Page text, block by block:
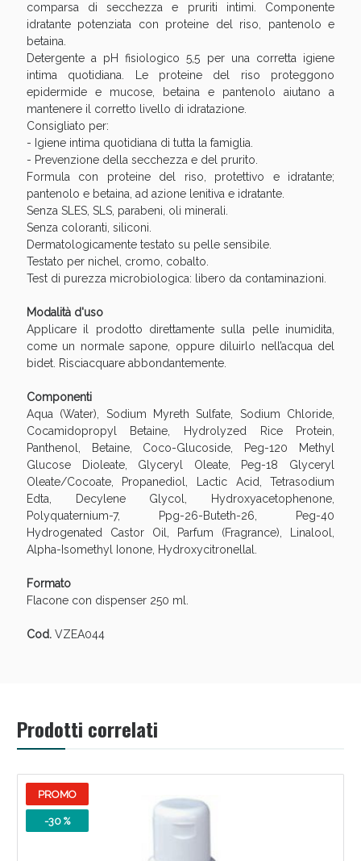
comparsa di secchezza e pruriti intimi. Componente
idratante potenziata con proteine del riso, pantenolo e
betaina.
Detergente a pH fisiologico 5,5 per una corretta igiene
intima quotidiana. Le proteine del riso proteggono
epidermide e mucose, betaina e pantenolo aiutano a
mantenere il corretto livello di idratazione.
Consigliato per:
- Igiene intima quotidiana di tutta la famiglia.
- Prevenzione della secchezza e del prurito.
Formula con proteine del riso, protettivo e idratante;
pantenolo e betaina, ad azione lenitiva e idratante.
Senza SLES, SLS, parabeni, oli minerali.
Senza coloranti, siliconi.
Dermatologicamente testato su pelle sensibile.
Testato per nichel, cromo, cobalto.
Test di purezza microbiologica: libero da contaminazioni.
Modalità d'uso
Applicare il prodotto direttamente sulla pelle inumidita,
come un normale sapone, oppure diluirlo nell’acqua del
bidet. Risciacquare abbondantemente.
Componenti
Aqua (Water), Sodium Myreth Sulfate, Sodium Chloride,
Cocamidopropyl Betaine, Hydrolyzed Rice Protein,
Panthenol, Betaine, Coco-Glucoside, Peg-120 Methyl
Glucose Dioleate, Glyceryl Oleate, Peg-18 Glyceryl
Oleate/Cocoate, Propanediol, Lactic Acid, Tetrasodium
Edta, Decylene Glycol, Hydroxyacetophenone,
Polyquaternium-7, Ppg-26-Buteth-26, Peg-40
Hydrogenated Castor Oil, Parfum (Fragrance), Linalool,
Alpha-Isomethyl Ionone, Hydroxycitronellal.
Formato
Flacone con dispenser 250 ml.
Cod.VZEA044
Prodotti correlati
PROMO
-30 %
Sconto fino al 55% disponibile oggi!
Vie Urinarie e Prostata: Sconti fino al 45% oggi!